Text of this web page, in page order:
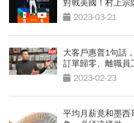
對戰美國！村上宗
2023-03-21
大客戶惠普1句話
訂單歸零、離職
2023-02-23
平均月薪竟和墨